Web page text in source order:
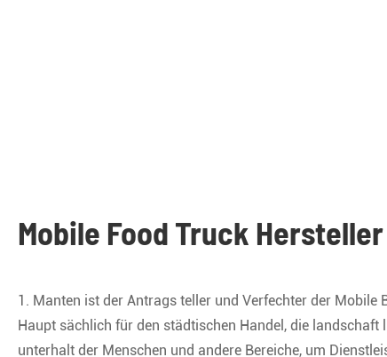
Mobile Food Truck
1. Manten ist der Antrags teller und Verfechter der Mobile
Haupt sächlich für den städtischen Handel, die
unterhalt der Menschen und andere Bereiche, um